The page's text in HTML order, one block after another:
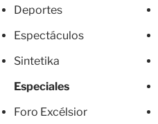
Deportes
Espectáculos
Sintetika
Especiales
Foro Excélsior